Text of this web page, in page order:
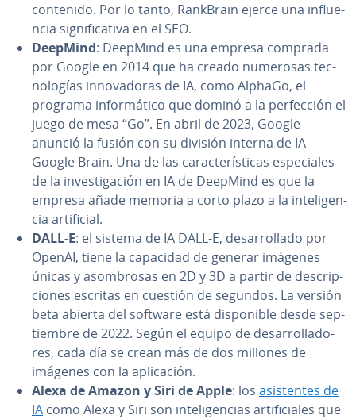
contenido. Por lo tanto, RankBrain ejerce una in­flue­
n­cia si­g­ni­fi­ca­ti­va en el SEO.
DeepMind: DeepMind es una empresa comprada
por Google en 2014 que ha creado numerosas te­c­
no­lo­gías in­no­va­do­ras de IA, como AlphaGo, el
programa in­fo­r­má­ti­co que dominó a la pe­r­fe­c­ción el
juego de mesa “Go”. En abril de 2023, Google
anunció la fusión con su división interna de IA
Google Brain. Una de las ca­ra­c­te­rí­s­ti­cas es­pe­cia­les
de la in­ve­s­ti­ga­ción en IA de DeepMind es que la
empresa añade memoria a corto plazo a la in­te­li­ge­n­
cia ar­ti­fi­cial.
DALL-E: el sistema de IA DALL-E, de­sa­rro­lla­do por
OpenAI, tiene la capacidad de generar imágenes
únicas y aso­m­bro­sas en 2D y 3D a partir de de­s­cri­p­
cio­nes escritas en cuestión de segundos. La versión
beta abierta del software está di­s­po­ni­ble desde se­p­
tie­m­bre de 2022. Según el equipo de de­sa­rro­lla­do­
res, cada día se crean más de dos millones de
imágenes con la apli­ca­ción.
Alexa de Amazon y Siri de Apple: los asi­s­te­n­tes de
IA como Alexa y Siri son in­te­li­ge­n­cias ar­ti­fi­cia­les que